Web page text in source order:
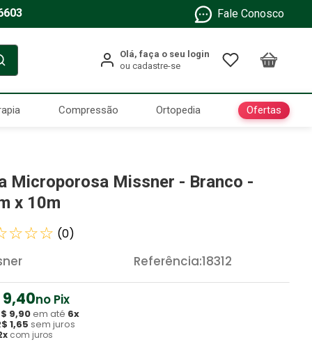
Fale Conosco
Compressão Ortopedia Ofertas
Microporosa Missner - Branco -
x 10m
☆☆☆ (0)
Referência:18312
9,40no Pix
9,90em até 6x
1,65 sem juros
x com juros